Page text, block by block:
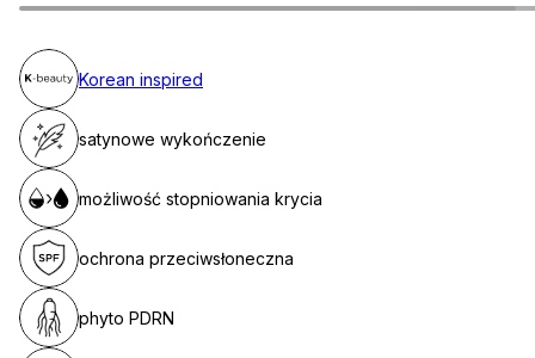
Korean inspired
możliwość stopniowania krycia
ochrona przeciwsłoneczna
phyto PDRN
satynowe wykończenie